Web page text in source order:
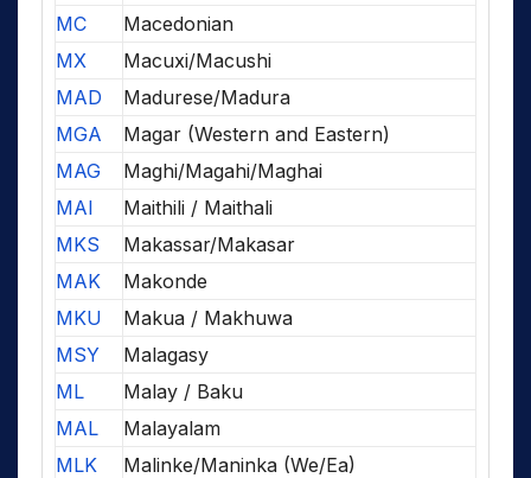
MC
Macedonian
MX
Macuxi/Macushi
MAD
Madurese/Madura
MGA
Magar (Western and Eastern)
MAG
Maghi/Magahi/Maghai
MAI
Maithili / Maithali
MKS
Makassar/Makasar
MAK
Makonde
MKU
Makua / Makhuwa
MSY
Malagasy
ML
Malay / Baku
MAL
Malayalam
MLK
Malinke/Maninka (We/Ea)